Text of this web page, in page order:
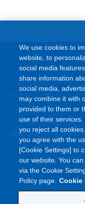
ご利用条件
サイトマップ
よくあるご質問
プライバシーポリシー
情報セキュリティポリ
クッキーポリシー
ソーシャルメディアポ
We use cookies to
website, to
social media
share information
social media,
may combine it with
provided to them or
use of their services.
you reject all
you agree with the
[Cookie Settings] to
our website. You
via the Cookie
Policy page. Cookie